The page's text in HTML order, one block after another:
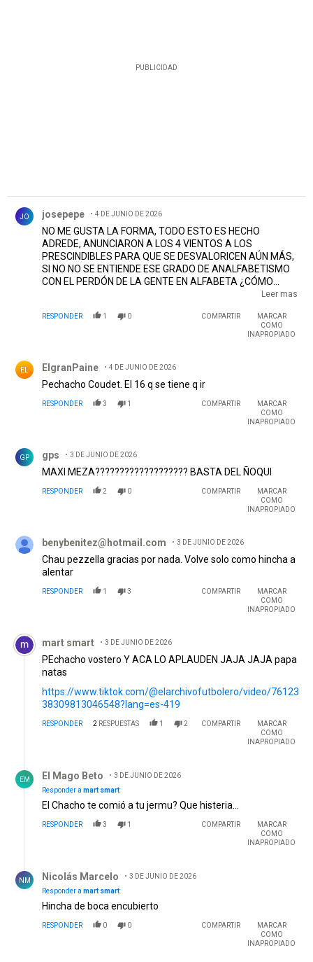
PUBLICIDAD
JO josepepe 4 DE JUNIO DE 2026
NO ME GUSTA LA FORMA, TODO ESTO ES HECHO
ADREDE, ANUNCIARON A LOS 4 VIENTOS A LOS
PRESCINDIBLES PARA QUE SE DESVALORICEN AÚN MÁS,
SI NO NO SE ENTIENDE ESE GRADO DE ANALFABETISMO
CON EL PERDÓN DE LA GENTE EN ALFABETA ¿CÓMO
SACAS 10 PALOS COMO DICEN EN ESTA PÁGINA POR
ESO HAY QUE HACERLO EXTENSIVO A RECUPERAR LO
QUE SE PUEDA POR GALOPO CASTAÑO MEZA, PORTILLO,
VENDERLO POR 1 PALO...........¿ DE VERDAD NO VEN NADA
RARO EN TODAS ESTAS MOVIDAS?
Leer mas
RESPONDER 1 0 COMPARTIR
MARCAR
COMO
INAPROPIADO
EL ElgranPaine 4 DE JUNIO DE 2026
Pechacho Coudet. El 16 q se tiene q ir
RESPONDER 3 1 COMPARTIR
MARCAR
COMO
INAPROPIADO
GP gps 3 DE JUNIO DE 2026
MAXI MEZA??????????????????? BASTA DEL ÑOQUI
RESPONDER 2 0 COMPARTIR
MARCAR
COMO
INAPROPIADO
benybenitez@hotmail.com 3 DE JUNIO DE 2026
Chau pezzella gracias por nada. Volve solo como hincha a
alentar
RESPONDER 1 3 COMPARTIR
MARCAR
COMO
INAPROPIADO
Comentario de mart smart.
mart smart 3 DE JUNIO DE 2026
PEchacho vostero Y ACA LO APLAUDEN JAJA JAJA papa
natas
https://www.tiktok.com/@elarchivofutbolero/video/76123
38309813046548?lang=es-419
RESPONDER 2 RESPUESTAS 1 2 COMPARTIR
MARCAR
COMO
INAPROPIADO
EM El Mago Beto
3 DE JUNIO DE 2026
Responder a mart smart
El Chacho te comió a tu jermu? Que histeria...
RESPONDER 3 1 COMPARTIR
MARCAR
COMO
INAPROPIADO
NM Nicolás Marcelo
3 DE JUNIO DE 2026
Responder a mart smart
Hincha de boca encubierto
RESPONDER 0 0 COMPARTIR
MARCAR
COMO
INAPROPIADO